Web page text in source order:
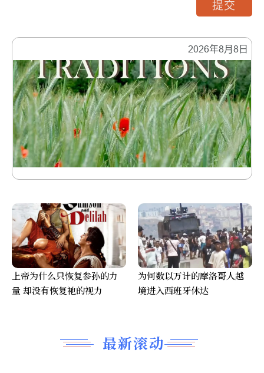
2026年8月8日
最新滚动
提交
上帝为什么只恢复参孙的力
量 却没有恢复祂的视力
为何数以万计的摩洛哥人越
境进入西班牙休达